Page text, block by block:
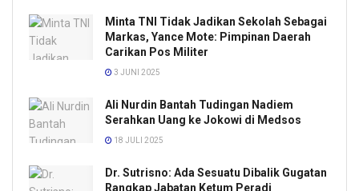
Minta TNI Tidak Jadikan Sekolah Sebagai
Markas, Yance Mote: Pimpinan Daerah
Carikan Pos Militer
3 JUNI 2025
Ali Nurdin Bantah Tudingan Nadiem
Serahkan Uang ke Jokowi di Medsos
18 JULI 2025
Dr. Sutrisno: Ada Sesuatu Dibalik Gugatan
Rangkap Jabatan Ketum Peradi